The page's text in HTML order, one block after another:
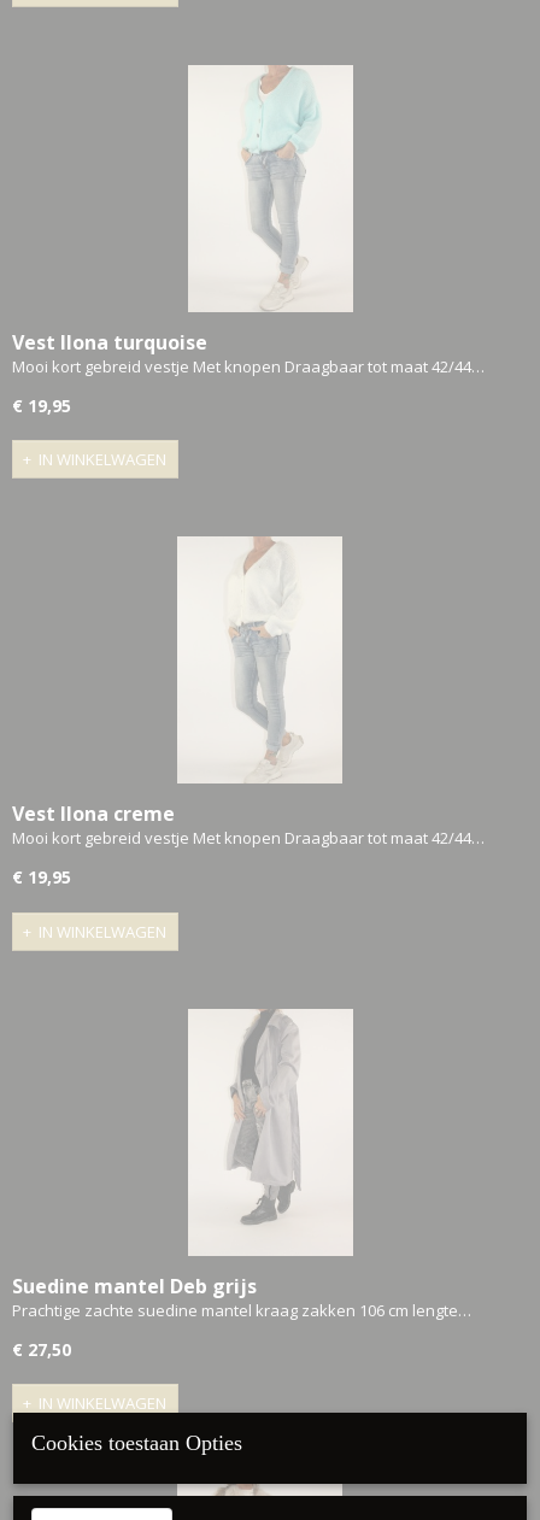
Vest Ilona turquoise
Mooi kort gebreid vestje Met knopen Draagbaar tot maat 42/44…
€ 19,95
IN WINKELWAGEN
Vest Ilona creme
Mooi kort gebreid vestje Met knopen Draagbaar tot maat 42/44…
€ 19,95
IN WINKELWAGEN
Suedine mantel Deb grijs
Prachtige zachte suedine mantel kraag zakken 106 cm lengte…
€ 27,50
IN WINKELWAGEN
Cookies toestaan Opties